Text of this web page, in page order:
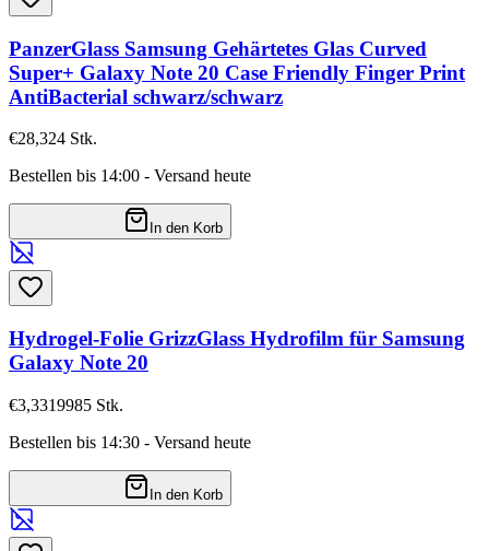
PanzerGlass Samsung Gehärtetes Glas Curved
Super+ Galaxy Note 20 Case Friendly Finger Print
AntiBacterial schwarz/schwarz
€28,324 Stk.
Bestellen bis 14:00 - Versand heute
In den Korb
Hydrogel-Folie GrizzGlass Hydrofilm für Samsung
Galaxy Note 20
€3,3319985 Stk.
Bestellen bis 14:30 - Versand heute
In den Korb